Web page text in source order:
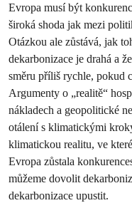
Evropa musí být
široká shoda jak mezi
Otázkou ale zůstává, jak
dekarbonizace je drahá a
směru příliš rychle, pokud
Argumenty o „realitě“
nákladech a geopolitické
otálení s klimatickými
klimatickou realitu, ve
Evropa zůstala
můžeme dovolit
dekarbonizace upustit.